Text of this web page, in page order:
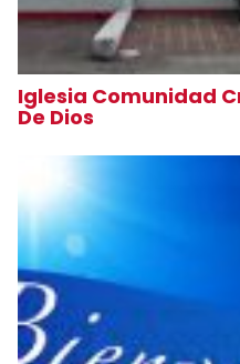
Iglesia Comunidad
De Dios